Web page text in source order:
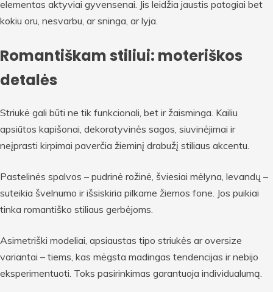
elementas aktyviai gyvensenai. Jis leidžia jaustis patogiai bet
kokiu oru, nesvarbu, ar sninga, ar lyja.
Romantiškam stiliui: moteriškos
detalės
Striukė gali būti ne tik funkcionali, bet ir žaisminga. Kailiu
apsiūtos kapišonai, dekoratyvinės sagos, siuvinėjimai ir
neįprasti kirpimai paverčia žieminį drabužį stiliaus akcentu.
Pastelinės spalvos – pudrinė rožinė, šviesiai mėlyna, levandų –
suteikia švelnumo ir išsiskiria pilkame žiemos fone. Jos puikiai
tinka romantiško stiliaus gerbėjoms.
Asimetriški modeliai, apsiaustas tipo striukės ar oversize
variantai – tiems, kas mėgsta madingas tendencijas ir nebijo
eksperimentuoti. Toks pasirinkimas garantuoja individualumą.